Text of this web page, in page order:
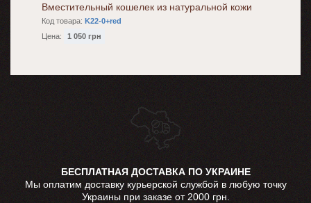
Вместительный кошелек из натуральной кожи
Код товара: K22-0+red
Цена:
1 050 грн
БЕСПЛАТНАЯ ДОСТАВКА ПО УКРАИНЕ
Мы оплатим доставку курьерской службой в любую точку
Украины при заказе от 2000 грн.